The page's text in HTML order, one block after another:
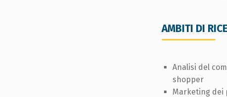
AMBITI DI
Analisi del
shopper
Marketing